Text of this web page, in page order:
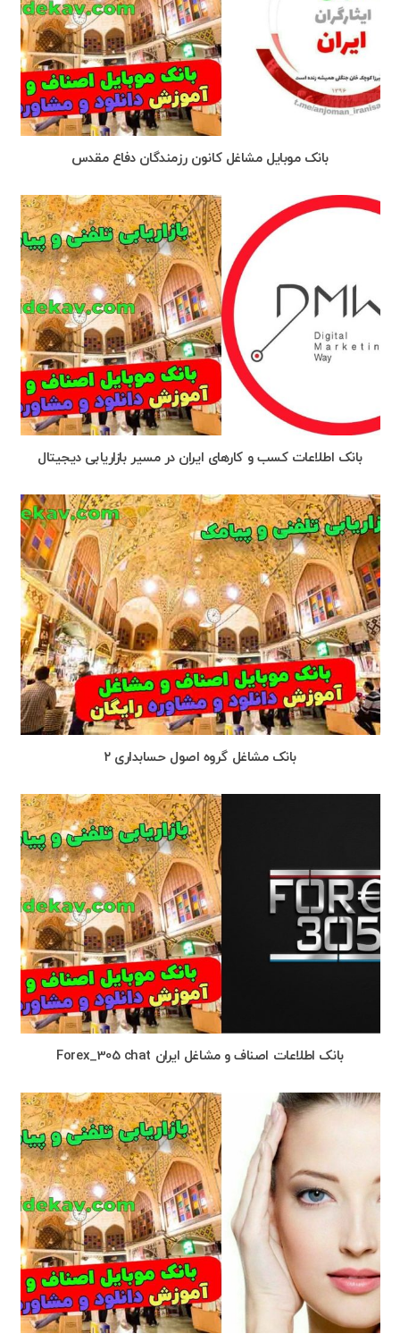
بانک موبایل مشاغل کانون رزمندگان دفاع مقدس
بانک اطلاعات کسب و کارهای ایران در مسیر بازاریابی دیجیتال
بانک مشاغل گروه اصول حسابداری ۲
بانک اطلاعات اصناف و مشاغل ایران Forex_305 chat